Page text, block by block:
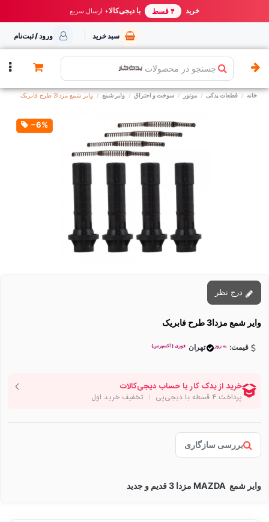
خرید مطمئن از یدک کار بهترین قیمت ایران خرید ۴ قسط با دیجی‌کالا+ ارسال سریع
سبد خرید ورود / ثبت‌نام
جستجو در محصولات
خانه قطعات یدکی موتور سوخت و احتراق وایر شمع وایر شمع مزدا3 طرح فابریک
‎−6%
وایر شمع مزدا3 طرح فابریک
قیمت: به روز تهران فوری ( اکسپرس)
بررسی سازگاری
وایر شمع MAZDA مزدا 3 قدیم و جدید